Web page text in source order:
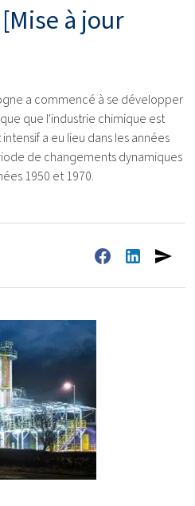
à jour
a commencé à se développer
que l'industrie chimique est
a eu lieu dans les années
de changements dynamiques
1950 et 1970.